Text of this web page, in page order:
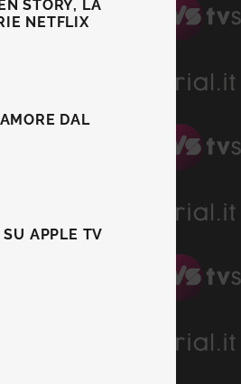
STORY, LA
NETFLIX
DAL
APPLE TV